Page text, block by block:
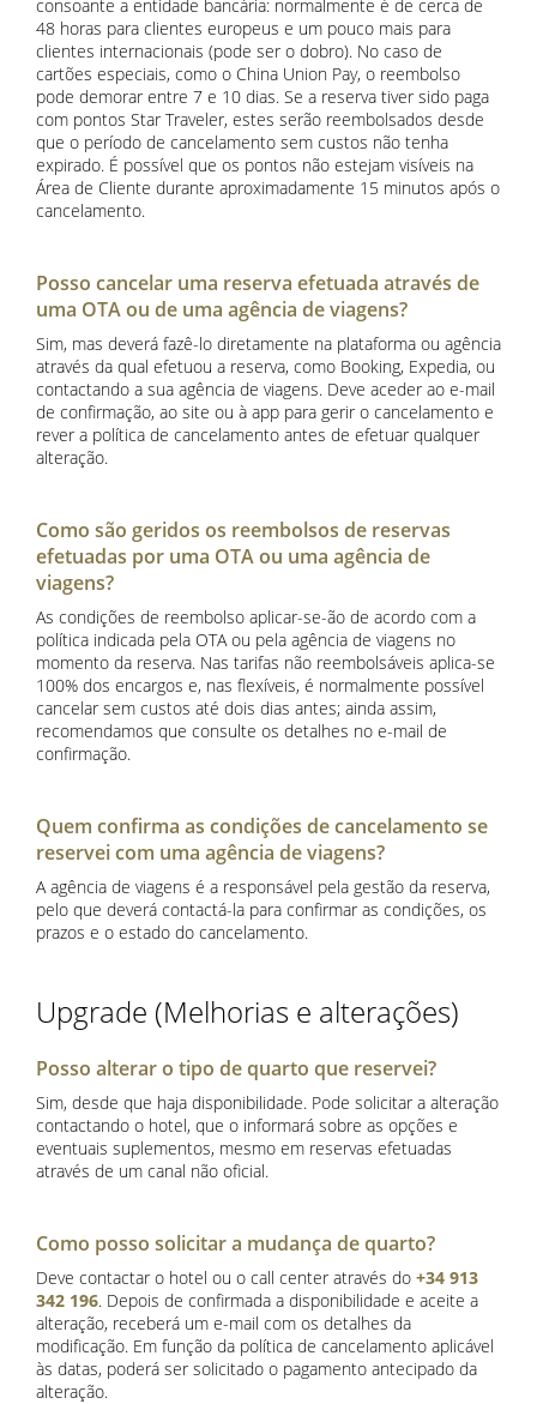
consoante a entidade bancária: normalmente é de cerca de
48 horas para clientes europeus e um pouco mais para
clientes internacionais (pode ser o dobro). No caso de
cartões especiais, como o China Union Pay, o reembolso
pode demorar entre 7 e 10 dias. Se a reserva tiver sido paga
com pontos Star Traveler, estes serão reembolsados desde
que o período de cancelamento sem custos não tenha
expirado. É possível que os pontos não estejam visíveis na
Área de Cliente durante aproximadamente 15 minutos após o
cancelamento.
Posso cancelar uma reserva efetuada através de
uma OTA ou de uma agência de viagens?
Sim, mas deverá fazê-lo diretamente na plataforma ou agência
através da qual efetuou a reserva, como Booking, Expedia, ou
contactando a sua agência de viagens. Deve aceder ao e-mail
de confirmação, ao site ou à app para gerir o cancelamento e
rever a política de cancelamento antes de efetuar qualquer
alteração.
Como são geridos os reembolsos de reservas
efetuadas por uma OTA ou uma agência de
viagens?
As condições de reembolso aplicar-se-ão de acordo com a
política indicada pela OTA ou pela agência de viagens no
momento da reserva. Nas tarifas não reembolsáveis aplica-se
100% dos encargos e, nas flexíveis, é normalmente possível
cancelar sem custos até dois dias antes; ainda assim,
recomendamos que consulte os detalhes no e-mail de
confirmação.
Quem confirma as condições de cancelamento se
reservei com uma agência de viagens?
A agência de viagens é a responsável pela gestão da reserva,
pelo que deverá contactá-la para confirmar as condições, os
prazos e o estado do cancelamento.
Upgrade (Melhorias e alterações)
Posso alterar o tipo de quarto que reservei?
Sim, desde que haja disponibilidade. Pode solicitar a alteração
contactando o hotel, que o informará sobre as opções e
eventuais suplementos, mesmo em reservas efetuadas
através de um canal não oficial.
Como posso solicitar a mudança de quarto?
Deve contactar o hotel ou o call center através do +34 913
342 196. Depois de confirmada a disponibilidade e aceite a
alteração, receberá um e-mail com os detalhes da
modificação. Em função da política de cancelamento aplicável
às datas, poderá ser solicitado o pagamento antecipado da
alteração.